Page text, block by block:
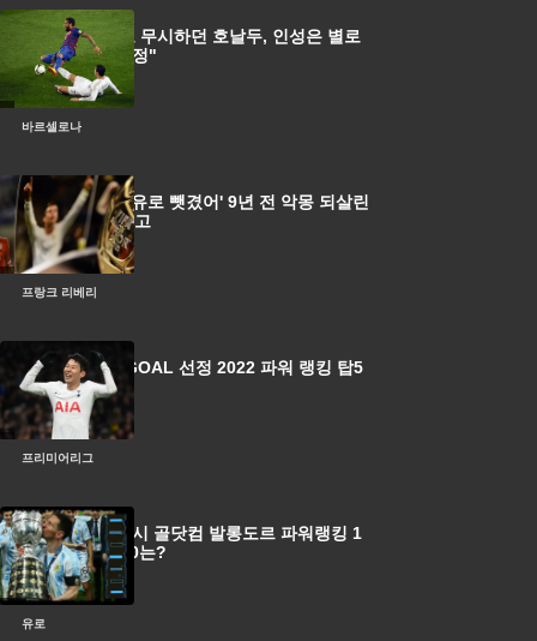
바르셀로나
알베스 "인사도 무시하던 호날두, 인성은 별로
지만 실력은 인정"
프랑크 리베리
'호날두라는 이유로 뺏겼어' 9년 전 악몽 되살린
39세 노장의 회고
프리미어리그
'손흥민 17위' GOAL 선정 2022 파워 랭킹 탑5
는?
유로
'7발롱 조준' 메시 골닷컴 발롱도르 파워랭킹 1
위, 나머지 탑20는?